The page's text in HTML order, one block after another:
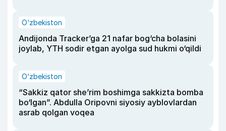
O‘zbekiston
Andijonda Tracker’ga 21 nafar bog‘cha bolasini
joylab, YTH sodir etgan ayolga sud hukmi o‘qildi
O‘zbekiston
“Sakkiz qator she’rim boshimga sakkizta bomba
bo‘lgan”. Abdulla Oripovni siyosiy ayblovlardan
asrab qolgan voqea